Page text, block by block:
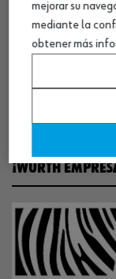
COMUNICACIÓN
¡WÜRTH
mejorar su
mediante la
obtener más